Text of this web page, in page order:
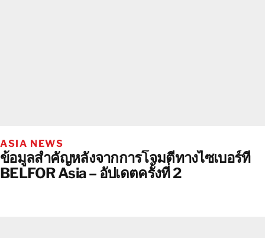
ASIA NEWS
ข้อมูลสำคัญหลังจากการโจมตีทางไซเบอร์ที่
BELFOR Asia – อัปเดตครั้งที่ 2